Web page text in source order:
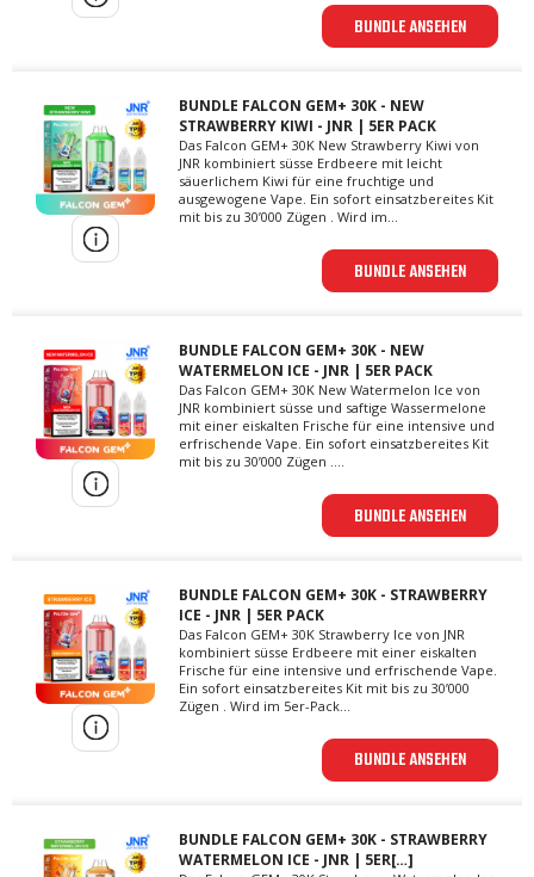
BUNDLE ANSEHEN
BUNDLE FALCON GEM+ 30K - NEW
STRAWBERRY KIWI - JNR | 5ER PACK
Das Falcon GEM+ 30K New Strawberry Kiwi von
JNR kombiniert süsse Erdbeere mit leicht
säuerlichem Kiwi für eine fruchtige und
ausgewogene Vape. Ein sofort einsatzbereites Kit
mit bis zu 30’000 Zügen . Wird im...
BUNDLE ANSEHEN
BUNDLE FALCON GEM+ 30K - NEW
WATERMELON ICE - JNR | 5ER PACK
Das Falcon GEM+ 30K New Watermelon Ice von
JNR kombiniert süsse und saftige Wassermelone
mit einer eiskalten Frische für eine intensive und
erfrischende Vape. Ein sofort einsatzbereites Kit
mit bis zu 30’000 Zügen ....
BUNDLE ANSEHEN
BUNDLE FALCON GEM+ 30K - STRAWBERRY
ICE - JNR | 5ER PACK
Das Falcon GEM+ 30K Strawberry Ice von JNR
kombiniert süsse Erdbeere mit einer eiskalten
Frische für eine intensive und erfrischende Vape.
Ein sofort einsatzbereites Kit mit bis zu 30’000
Zügen . Wird im 5er-Pack...
BUNDLE ANSEHEN
BUNDLE FALCON GEM+ 30K - STRAWBERRY
WATERMELON ICE - JNR | 5ER[…]